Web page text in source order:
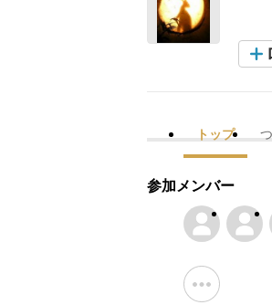
トップ
参加メンバー